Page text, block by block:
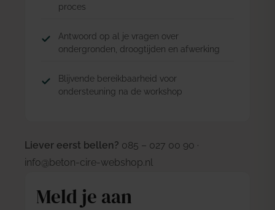
proces
Antwoord op al je vragen over
ondergronden, droogtijden en afwerking
Blijvende bereikbaarheid voor
ondersteuning na de workshop
Liever eerst bellen? 085 – 027 00 90 ·
info@beton-cire-webshop.nl
Meld je aan